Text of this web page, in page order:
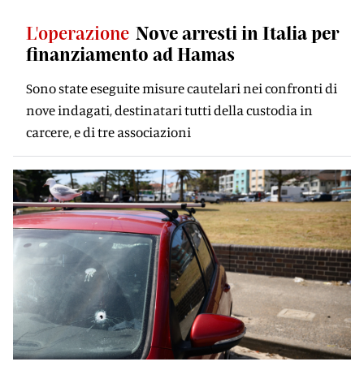
L'operazione Nove arresti in Italia per
finanziamento ad Hamas
Sono state eseguite misure cautelari nei confronti di
nove indagati, destinatari tutti della custodia in
carcere, e di tre associazioni